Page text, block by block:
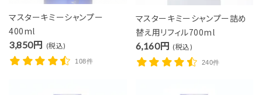
マスターキミーシャンプー
400ml
3,850円 (税込)
108件
マスターキミーシャンプー詰め
替え用リフィル700ml
6,160円 (税込)
240件